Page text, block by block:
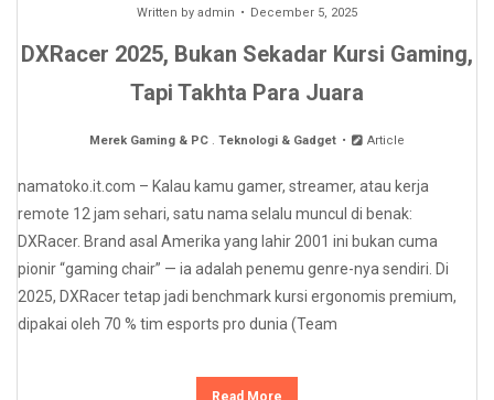
Written by admin December 5, 2025
DXRacer 2025, Bukan Sekadar Kursi Gaming,
Tapi Takhta Para Juara
Merek Gaming & PC. Teknologi & Gadget Article
namatoko.it.com – Kalau kamu gamer, streamer, atau kerja
remote 12 jam sehari, satu nama selalu muncul di benak:
DXRacer. Brand asal Amerika yang lahir 2001 ini bukan cuma
pionir “gaming chair” — ia adalah penemu genre-nya sendiri. Di
2025, DXRacer tetap jadi benchmark kursi ergonomis premium,
dipakai oleh 70 % tim esports pro dunia (Team
Read More